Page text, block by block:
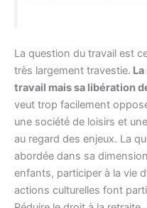
La question du travail est
très largement travestie.
travail mais sa libération
veut trop facilement
une société de loisirs et
au regard des enjeux. La
abordée dans sa
enfants, participer à la vie
actions culturelles font